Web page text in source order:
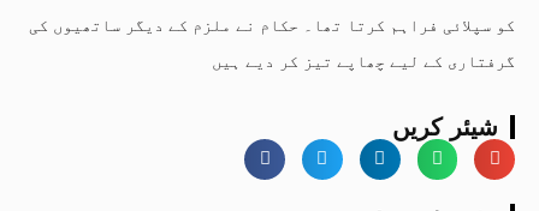
کو سپلائی فراہم کرتا تھا۔ حکام نے ملزم کے دیگر ساتھیوں کی
گرفتاری کے لیے چھاپے تیز کر دیے ہیں
شیئر کریں